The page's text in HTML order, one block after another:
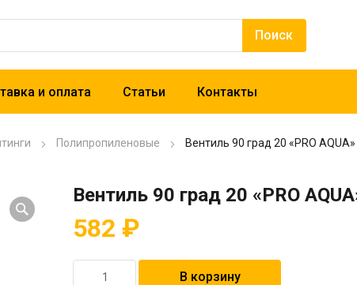
и оплата Статьи Контакты
Полипропиленовые Вентиль 90 град 20 «PRO AQUA»
Вентиль 90 град 20 «PRO
582 ₽
В корзину